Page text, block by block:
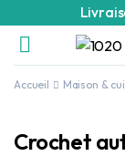
Accueil Maison &
Crochet